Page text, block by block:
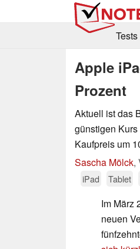
Tests
Apple
Prozent
Aktuell ist das
günstigen
Kaufpreis um
Sascha Mölck,
iPad
Tablet
Im März
neuen